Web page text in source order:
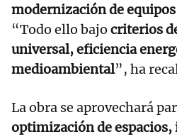
modernización de
“Todo ello bajo criterios
universal, eficiencia
medioambiental”, ha
La obra se aprovechará
optimización de